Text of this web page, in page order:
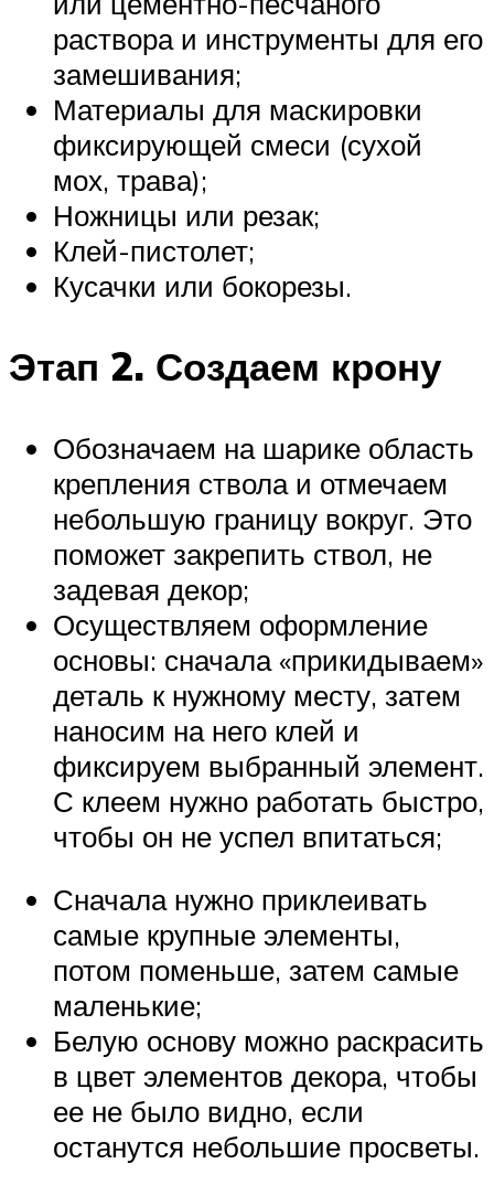
раствора и инструменты для его
замешивания;
Материалы для маскировки
фиксирующей смеси (сухой
мох, трава);
Ножницы или резак;
Клей-пистолет;
Кусачки или бокорезы.
Этап 2. Создаем крону
Обозначаем на шарике область
крепления ствола и отмечаем
небольшую границу вокруг. Это
поможет закрепить ствол, не
задевая декор;
Осуществляем оформление
основы: сначала «прикидываем»
деталь к нужному месту, затем
наносим на него клей и
фиксируем выбранный элемент.
С клеем нужно работать быстро,
чтобы он не успел впитаться;
Сначала нужно приклеивать
самые крупные элементы,
потом поменьше, затем самые
маленькие;
Белую основу можно раскрасить
в цвет элементов декора, чтобы
ее не было видно, если
останутся небольшие просветы.